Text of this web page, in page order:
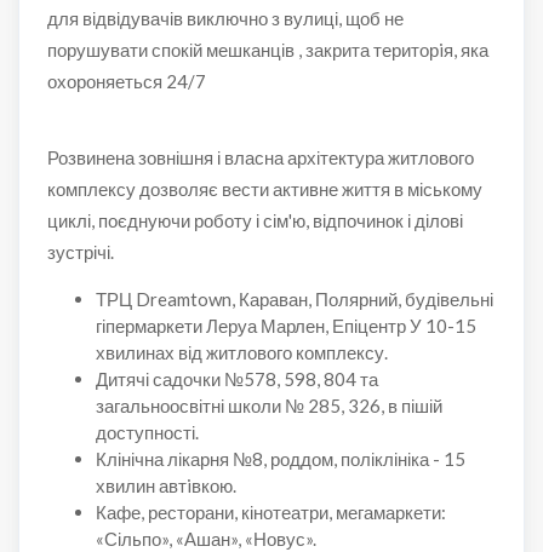
для відвідувачів виключно з вулиці, щоб не
порушувати спокій мешканців , закрита територiя, яка
охороняеться 24/7
Розвинена зовнішня і власна архітектура житлового
комплексу дозволяє вести активне життя в міському
циклі, поєднуючи роботу і сім'ю, відпочинок і ділові
зустрічі.
ТРЦ Dreamtown, Караван, Полярний, будівельні
гіпермаркети Леруа Марлен, Епіцентр У 10-15
хвилинах від житлового комплексу.
Дитячі садочки №578, 598, 804 та
загальноосвітні школи № 285, 326, в пішій
доступності.
Клінічна лікарня №8, роддом, поліклініка - 15
хвилин автiвкою.
Кафе, ресторани, кінотеатри, мегамаркети:
«Сільпо», «Ашан», «Новус».